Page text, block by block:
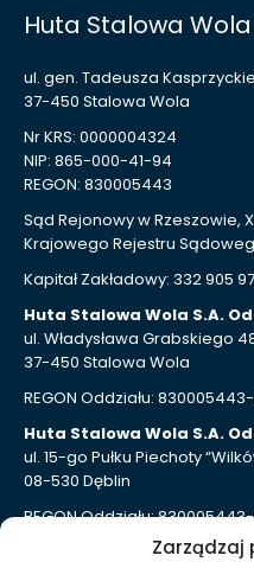
Zarządzaj
Huta Stalowa Wola
ul. gen. Tadeusza
37-450 Stalowa Wola
Nr KRS: 0000004324
NIP: 865-000-41-94
REGON: 830005443
Sąd Rejonowy w Rzeszowie,
Krajowego Rejestru
Kapitał Zakładowy: 332 905
Huta Stalowa Wola S.A.
ul. Władysława Grabskiego
37-450 Stalowa Wola
REGON Oddziału:
Huta Stalowa Wola S.A.
ul. 15-go Pułku Piechoty
08-530 Dęblin
REGON Oddziału:
Huta Stalowa Wola S.A.